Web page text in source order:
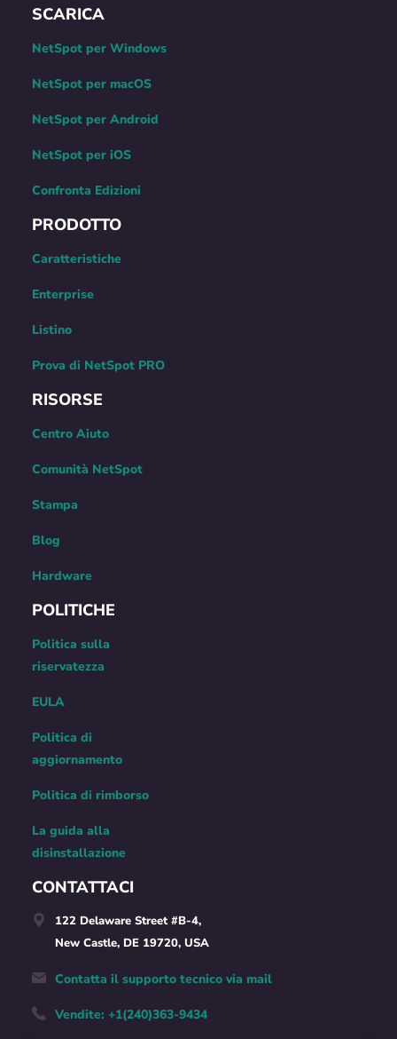
SCARICA
NetSpot per Windows
NetSpot per macOS
NetSpot per Android
NetSpot per iOS
Confronta Edizioni
PRODOTTO
Caratteristiche
Enterprise
Listino
Prova di NetSpot PRO
RISORSE
Centro Aiuto
Comunità NetSpot
Stampa
Blog
Hardware
POLITICHE
Politica sulla
riservatezza
EULA
Politica di
aggiornamento
Politica di rimborso
La guida alla
disinstallazione
CONTATTACI
122 Delaware Street #B-4,
New Castle, DE 19720, USA
Contatta il supporto tecnico via mail
Vendite: +1(240)363-9434